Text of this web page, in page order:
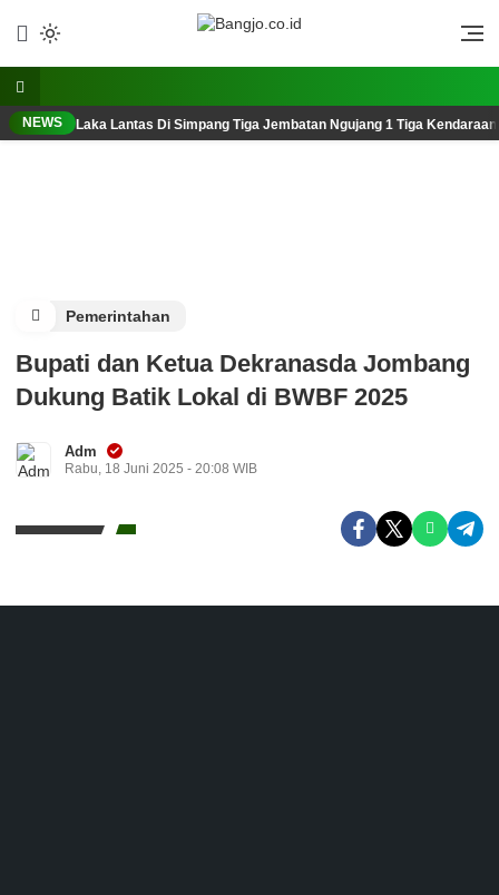
NEWS Laka Lantas Di Simpang Tiga Jembatan Ngujang 1 Tiga
Pemerintahan
Bupati dan Ketua Dekranasda Jombang
Dukung Batik Lokal di BWBF 2025
Adm
Rabu, 18 Juni 2025 - 20:08 WIB